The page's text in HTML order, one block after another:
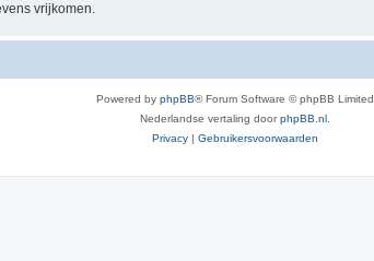
vrijkomen.
Powered by phpBB® Forum Software © phpBB Limited
Nederlandse vertaling doorphpBB.nl
Privacy | Gebruikersvoorwaarden